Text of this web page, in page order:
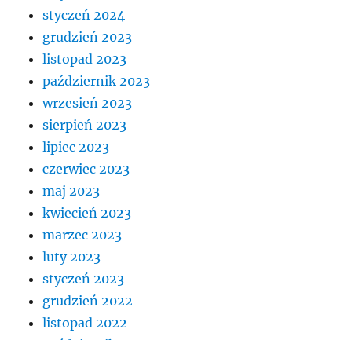
styczeń 2024
grudzień 2023
listopad 2023
październik 2023
wrzesień 2023
sierpień 2023
lipiec 2023
czerwiec 2023
maj 2023
kwiecień 2023
marzec 2023
luty 2023
styczeń 2023
grudzień 2022
listopad 2022